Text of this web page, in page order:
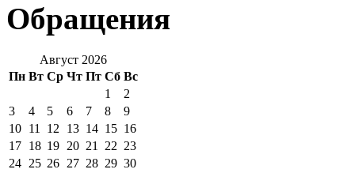
Обращения
Август 2026
Пн Вт Ср Чт Пт Сб Вс
1
2
3
4 5 6 7 8
9
10 11 12 13 14 15 16
17 18 19 20 21 22 23
24 25 26 27 28 29 30